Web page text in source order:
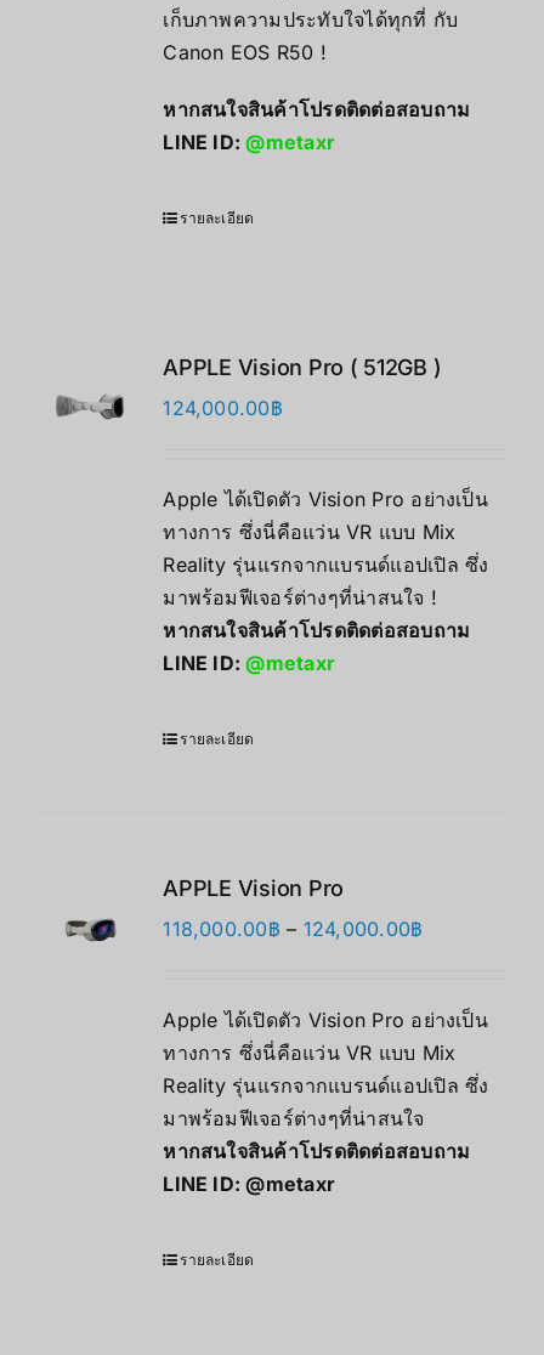
เก็บภาพความประทับใจได้ทุกที่ กับ
Canon EOS R50 !
หากสนใจสินค้าโปรดติดต่อสอบถาม
LINE ID:@metaxr
รายละเอียด
APPLE Vision Pro ( 512GB )
124,000.00฿
Apple ได้เปิดตัว Vision Pro อย่างเป็น
ทางการ ซึ่งนี่คือแว่น VR แบบ Mix
Reality รุ่นแรกจากแบรนด์แอปเปิล ซึ่ง
มาพร้อมฟีเจอร์ต่างๆที่น่าสนใจ !
หากสนใจสินค้าโปรดติดต่อสอบถาม
LINE ID:@metaxr
รายละเอียด
APPLE Vision Pro
118,000.00฿ – 124,000.00฿
through
124,000.00฿
Apple ได้เปิดตัว Vision Pro อย่างเป็น
ทางการ ซึ่งนี่คือแว่น VR แบบ Mix
Reality รุ่นแรกจากแบรนด์แอปเปิล ซึ่ง
มาพร้อมฟีเจอร์ต่างๆที่น่าสนใจ
หากสนใจสินค้าโปรดติดต่อสอบถาม
LINE ID:@metaxr
รายละเอียด